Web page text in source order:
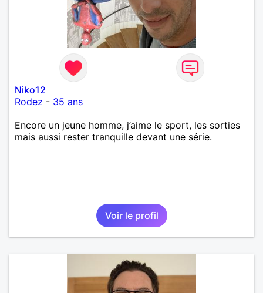
Niko12
Rodez - 35 ans
Encore un jeune homme, j’aime le sport, les sorties
mais aussi rester tranquille devant une série.
Voir le profil